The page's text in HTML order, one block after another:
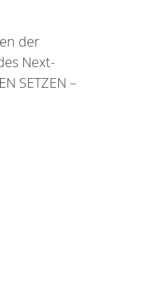
der
Next-
SETZEN –